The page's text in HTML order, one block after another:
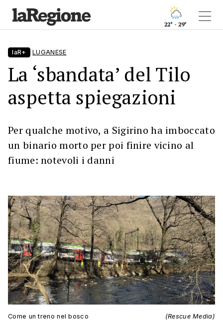
22° - 29°
laR+ LUGANESE
La ‘sbandata’ del Tilo
aspetta spiegazioni
Per qualche motivo, a Sigirino ha imboccato
un binario morto per poi finire vicino al
fiume: notevoli i danni
Come un treno nel bosco (Rescue Media)